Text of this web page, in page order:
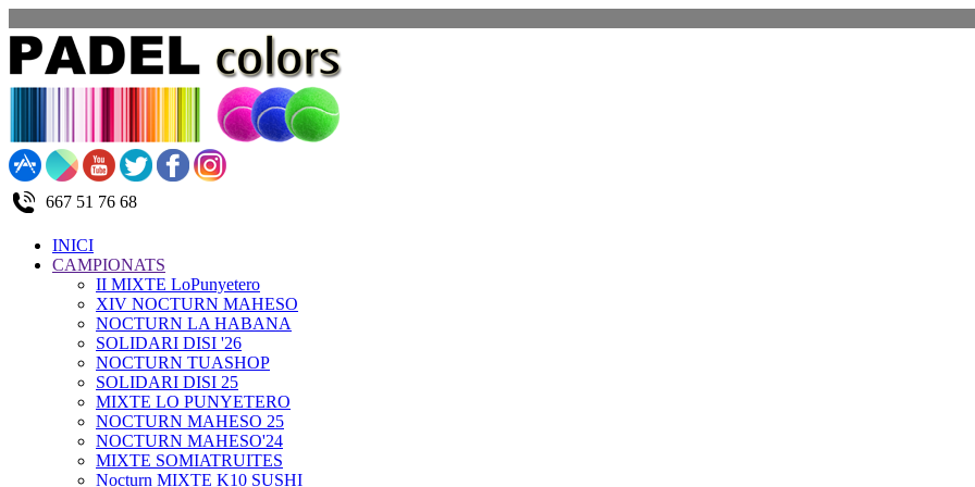
667 51 76 68
INICI
CAMPIONATS
II MIXTE LoPunyetero
XIV NOCTURN MAHESO
NOCTURN LA HABANA
SOLIDARI DISI '26
NOCTURN TUASHOP
SOLIDARI DISI 25
MIXTE LO PUNYETERO
NOCTURN MAHESO 25
NOCTURN MAHESO'24
MIXTE SOMIATRUITES
Nocturn MIXTE K10 SUSHI